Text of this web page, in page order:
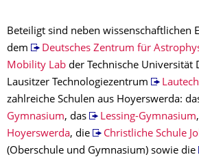
Beteiligt sind neben wissenschaftlichen
dem
Deutsches Zentrum für
Mobility Lab der Technische Universität
Lausitzer Technologiezentrum
zahlreiche Schulen aus Hoyerswerda:
Gymnasium, das Lessing-Gymnasium
Hoyerswerda, die
Christliche Schule
(Oberschule und Gymnasium) sowie die